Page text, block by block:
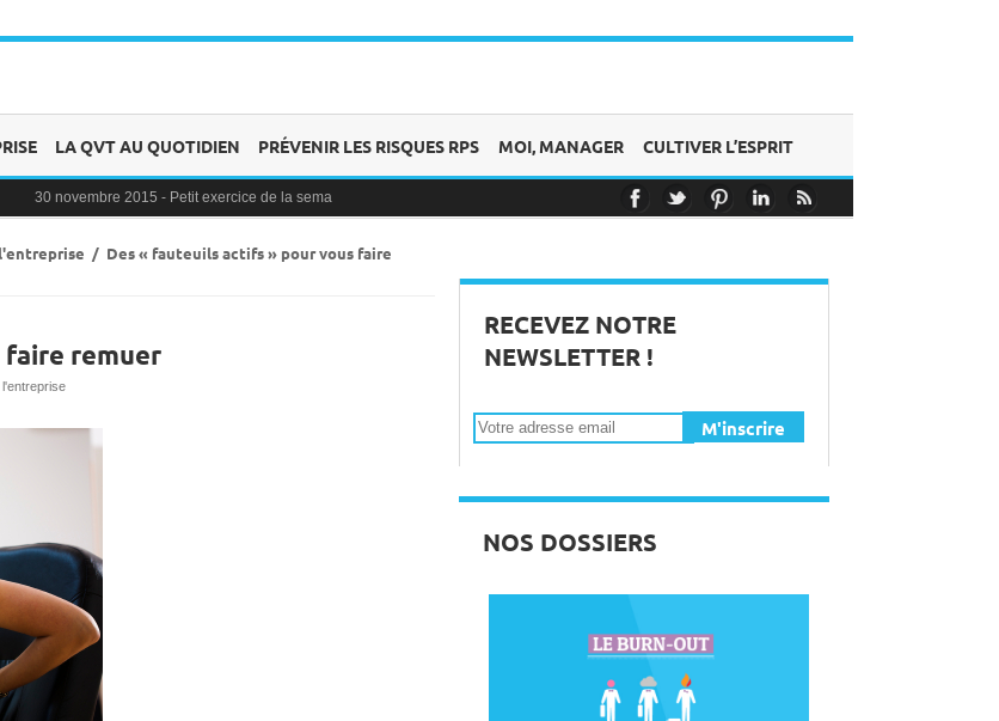
LA QVT AU QUOTIDIEN PRÉVENIR LES RISQUES RPS MOI, MANAGER CULTIVER L’ESPRIT
novembre 2015 - Petit exercice de la semaine : la clochette
novembre 2015 -Blague au bureau #9
novembre 2015 -Reconversion professionnelle : choisir le bon moment !
novembre 2015 -Le syndrome de l’imposteur, quesaco ?
/ Des « fauteuils actifs » pour vous faire
faire remuer
RECEVEZ NOTRE
NEWSLETTER !
NOS DOSSIERS